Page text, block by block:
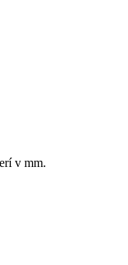
v mm.